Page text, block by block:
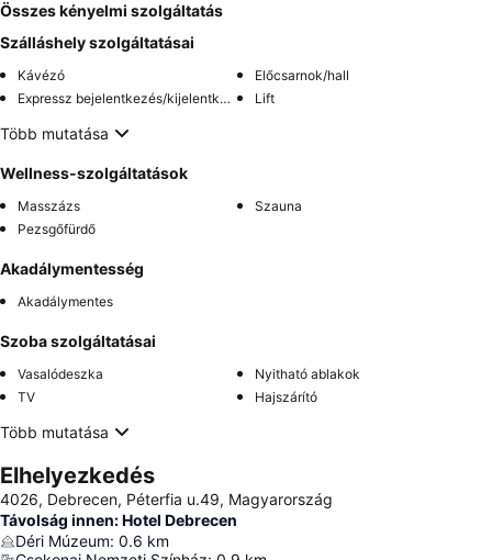
Összes kényelmi szolgáltatás
Szálláshely szolgáltatásai
Kávézó
Előcsarnok/hall
Expressz bejelentkezés/kijelentkezés
Lift
Több mutatása
Wellness-szolgáltatások
Masszázs
Szauna
Pezsgőfürdő
Akadálymentesség
Akadálymentes
Szoba szolgáltatásai
Vasalódeszka
Nyitható ablakok
TV
Hajszárító
Több mutatása
Elhelyezkedés
4026, Debrecen, Péterfia u.49, Magyarország
Távolság innen: Hotel Debrecen
Déri Múzeum: 0.6 km